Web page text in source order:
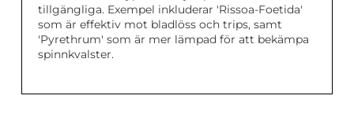
tillgängliga. Exempel inkluderar 'Rissoa-Foetida'
som är effektiv mot bladlöss och trips, samt
'Pyrethrum' som är mer lämpad för att bekämpa
spinnkvalster.